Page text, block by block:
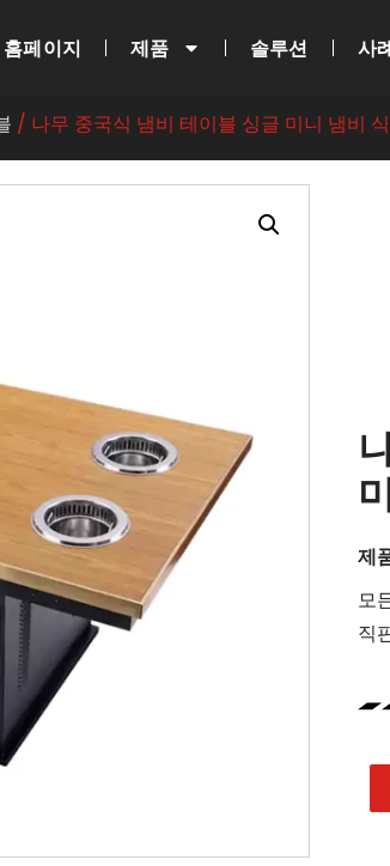
홈페이지 제품 솔루션 사
/ 나무 중국식 냄비 테이블 싱글 미니 냄비
제
모
직